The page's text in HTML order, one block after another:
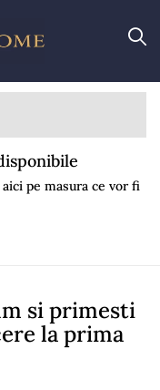
pe masura ce vor fi
si primesti
la prima